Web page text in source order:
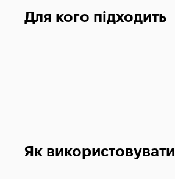
Для кого підходить
Як використовувати